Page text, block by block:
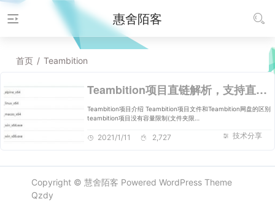
惠舍陌客
首页 / Teambition
Teambition项目直链解析，支持直链列目录加密
Teambition项目介绍 Teambition项目文件和Teambition网盘的区别
teambition项目没有容量限制(文件夹限…
技术分享
2021/1/11 2,727
Copyright © 慧舍陌客 Powered WordPressTheme
Qzdy